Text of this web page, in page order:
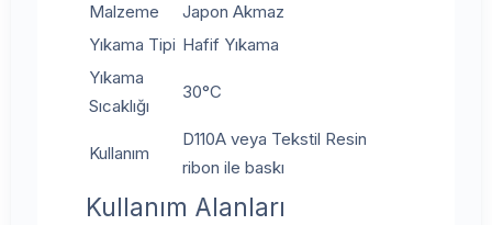
Malzeme
Japon Akmaz
Yıkama Tipi Hafif Yıkama
Yıkama
Sıcaklığı
30°C
Kullanım
D110A veya Tekstil Resin
ribon ile baskı
Kullanım Alanları